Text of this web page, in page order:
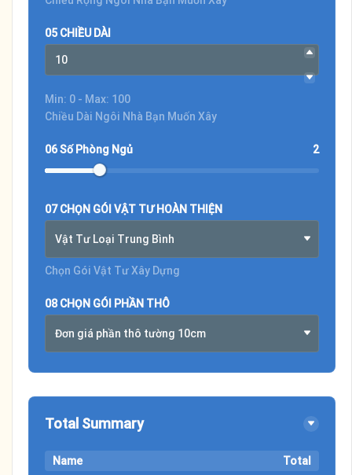
05 CHIỀU DÀI
Min: 0 - Max: 100
Chiều Dài Ngôi Nhà Bạn Muốn Xây
06 Số Phòng Ngủ 2
07 CHỌN GÓI VẬT TƯ HOÀN THIỆN
Vật Tư Loại Trung Bình
Chọn Gói Vật Tư Xây Dựng
08 CHỌN GÓI PHẦN THÔ
Đơn giá phần thô tường 10cm
Total Summary
Name Total